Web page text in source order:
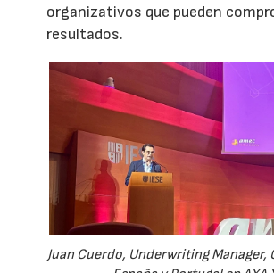
organizativos que pueden
resultados.
Juan Cuerdo, Underwriting Manager,